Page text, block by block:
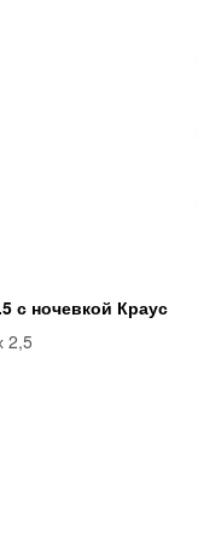
с ночевкой Краус
2,5